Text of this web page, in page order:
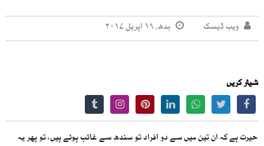
ویب ڈیسک بدھ, ۱۹ اپریل ۲۰۱۷
شیئر کریں
حیرت ہے کہ ان تین میں سے دو افراد تو سندھ سے غائب ہوئے ہیں، تو پھر یہ